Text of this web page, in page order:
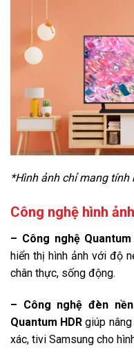
Điều khiển tivi bằng điện
SmartThings
Điều khiển bằng giọng nói:
Bixby (Chưa có tiếng Việt)
Tìm kiếm giọng nói trên
Google Assistant có tiếng
AirPlay 2
Screen Mirroring
Tap View
Remote thông minh:
One Remote sạc qua USB
Ứng dụng phổ biến:
YouTube
Netflix
*Hình ảnh chỉ mang tính
Công nghệ hình ảnh
– Công nghệ
hiển thị hình ảnh với độ
chân thực, sống động.
– Công nghệ đèn
Quantum HDRgiúp
xác, tivi Samsung cho